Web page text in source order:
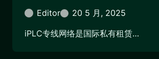
Editor
20 5 月, 2025
iPLC专线网络是国际私有租赁…